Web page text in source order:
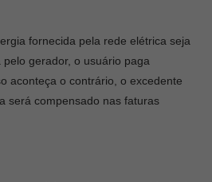
fornecida pela rede elétrica seja
gerador, o usuário paga
aconteça o contrário, o excedente
será compensado nas faturas